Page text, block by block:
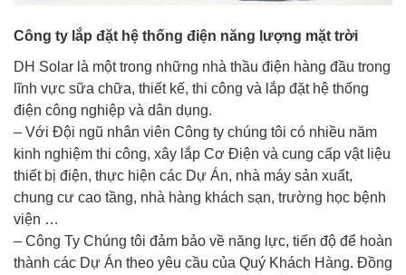
Công ty lắp đặt hệ thống điện năng lượng mặt trời
DH Solar là một trong những nhà thầu điện hàng đầu trong
lĩnh vực sữa chữa, thiết kế, thi công và lắp đặt hệ thống
điện công nghiệp và dân dụng.
– Với Đội ngũ nhân viên Công ty chúng tôi có nhiều năm
kinh nghiệm thi công, xây lắp Cơ Điện và cung cấp vật liệu
thiết bị điện, thực hiện các Dự Án, nhà máy sản xuất,
chung cư cao tầng, nhà hàng khách sạn, trường học bệnh
viện …
– Công Ty Chúng tôi đảm bảo về năng lực, tiến độ để hoàn
thành các Dự Án theo yêu cầu của Quý Khách Hàng. Đồng